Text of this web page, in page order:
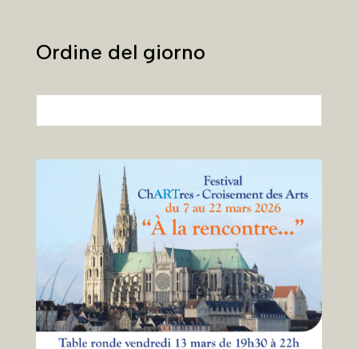
Ordine del giorno